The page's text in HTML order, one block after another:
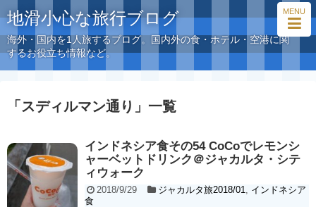
MENU
地滑小心な旅行ブログ
海外・国内を1人旅するブログ。国内外の食・ホテル・空港に関
するお役立ち情報など。
「 スディルマン通り 」 一覧
インドネシア食その54 CoCoでレモンシ
ャーベットドリンク＠ジャカルタ・シテ
ィウォーク
2018/9/29 ジャカルタ旅2018/01
インドネシア
食